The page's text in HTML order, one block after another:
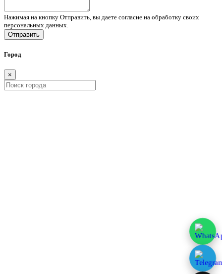
Нажимая на кнопку Отправить, вы даете согласие на обработку своих
персональных данных.
Отправить
Город
×